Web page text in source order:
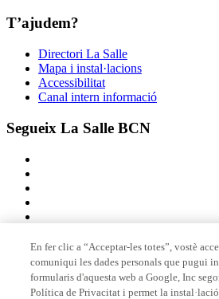
T’ajudem?
Directori La Salle
Mapa i instal·lacions
Accessibilitat
Canal intern informació
Segueix La Salle BCN
Membre de
En fer clic a “Acceptar-les totes”, vostè
comuniqui les dades personals que pugui
formularis d'aquesta web a Google, Inc
Política de Privacitat i permet la